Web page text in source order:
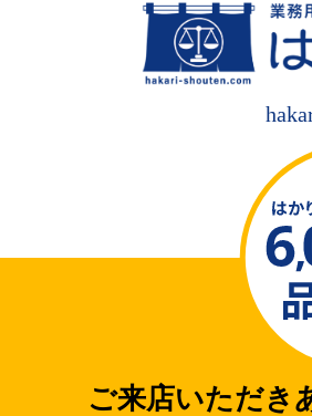
ご来店いただき